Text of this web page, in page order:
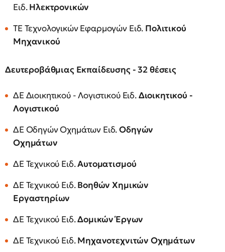
Ειδ.Ηλεκτρονικών
ΤΕ Τεχνολογικών Εφαρμογών Ειδ. Πολιτικού
Μηχανικού
Δευτεροβάθμιας Εκπαίδευσης - 32 θέσεις
ΔΕ Διοικητικού - Λογιστικού Ειδ.Διοικητικού -
Λογιστικού
ΔΕ Οδηγών Οχημάτων Ειδ.Οδηγών
Οχημάτων
ΔΕ Τεχνικού Ειδ.Αυτοματισμού
ΔΕ Τεχνικού Ειδ.Βοηθών Χημικών
Εργαστηρίων
ΔΕ Τεχνικού Ειδ.Δομικών Έργων
ΔΕ Τεχνικού Ειδ.Μηχανοτεχνιτών Οχημάτων